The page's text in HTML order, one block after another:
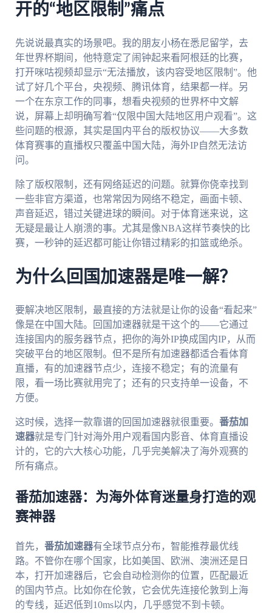
开的“地区限制”痛点
先说说最真实的场景吧。我的朋友小杨在悉尼留学，去
年世界杯期间，他特意定了闹钟起来看阿根廷的比赛，
打开咪咕视频却显示“无法播放，该内容受地区限制”。他
试了好几个平台，央视频、腾讯体育，结果都一样。另
一个在东京工作的同事，想看央视频的世界杯中文解
说，屏幕上却明确写着“仅限中国大陆地区用户观看”。这
些问题的根源，其实是国内平台的版权协议——大多数
体育赛事的直播权只覆盖中国大陆，海外IP自然无法访
问。
除了版权限制，还有网络延迟的问题。就算你侥幸找到
一些非官方渠道，也常常因为网络不稳定，画面卡顿、
声音延迟，错过关键进球的瞬间。对于体育迷来说，这
无疑是最让人崩溃的事。尤其是像NBA这样节奏快的比
赛，一秒钟的延迟都可能让你错过精彩的扣篮或绝杀。
为什么回国加速器是唯一解？
要解决地区限制，最直接的方法就是让你的设备“看起来”
像是在中国大陆。回国加速器就是干这个的——它通过
连接国内的服务器节点，把你的海外IP换成国内IP，从而
突破平台的地区限制。但不是所有加速器都适合看体育
直播，有的加速器节点少，连接不稳定；有的流量有
限，看一场比赛就用完了；还有的只支持单一设备，不
方便。
这时候，选择一款靠谱的回国加速器就很重要。 番茄加
速器就是专门针对海外用户观看国内影音、体育直播设
计的，它的六大核心功能，几乎完美解决了海外观赛的
所有痛点。
番茄加速器：为海外体育迷量身打造的观
赛神器
首先， 番茄加速器有全球节点分布，智能推荐最优线
路。不管你在哪个国家，比如美国、欧洲、澳洲还是日
本，打开加速器后，它会自动检测你的位置，匹配最近
的国内节点。比如你在伦敦，它会优先连接伦敦到上海
的专线，延迟低到10ms以内，几乎感觉不到卡顿。